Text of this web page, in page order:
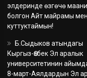
элдеринде өзгөчө
болгон Айт майрамы
куттуктаймын!
Б.Сыдыков атындагы
Кыргыз-Өзбек Эл аралык
университетинин
8-март-Аялдардын Эл